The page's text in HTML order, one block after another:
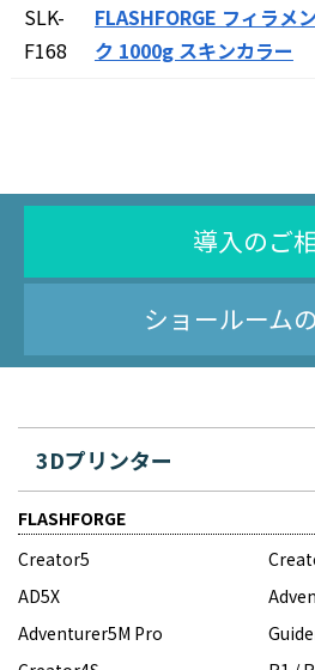
SLK-
F168
FLASHFORGE フィラメ
ク 1000g スキンカラー
導入のご
ショールーム
3Dプリンター
FLASHFORGE
Creator5
AD5X
Adventurer5M Pro